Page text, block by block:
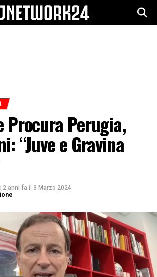
Procura Perugia,
“Juve e Gravina
2 anni fa il 3 Marzo 2024